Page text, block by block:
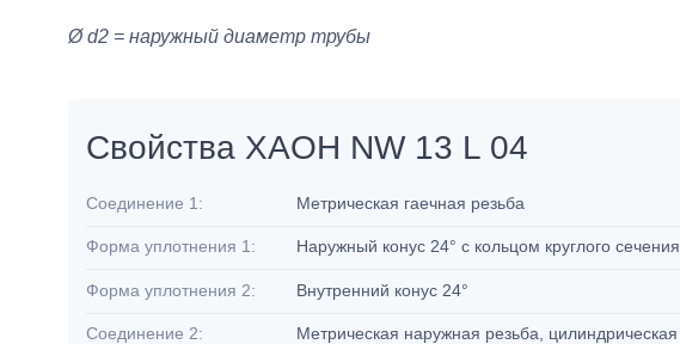
Ø d2 = наружный диаметр трубы
Свойства XAOH NW 13 L 04
Соединение 1: Метрическая гаечная резьба
Форма уплотнения 1: Наружный конус 24° с кольцом круглого сечения
Форма уплотнения 2: Внутренний конус 24°
Соединение 2: Метрическая наружная резьба, цилиндрическая